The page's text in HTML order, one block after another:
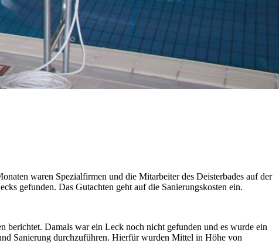
waren Spezialfirmen und die Mitarbeiter des Deisterbades auf der
gefunden. Das Gutachten geht auf die Sanierungskosten ein.
berichtet. Damals war ein Leck noch nicht gefunden und es wurde ein
Sanierung durchzuführen. Hierfür wurden Mittel in Höhe von